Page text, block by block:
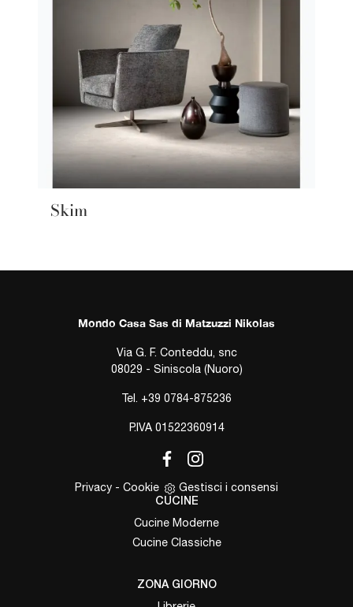
Skim
Mondo Casa Sas di Matzuzzi Nikolas
Via G. F. Conteddu, snc
08029 - Siniscola (Nuoro)
Tel. +39 0784-875236
P.IVA 01522360914
Privacy - Cookie Gestisci i consensi
CUCINE
Cucine Moderne
Cucine Classiche
ZONA GIORNO